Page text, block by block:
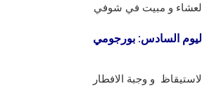
و مبيت في شوفي
اليوم السادس: بورجومي
و وجبة الافطار